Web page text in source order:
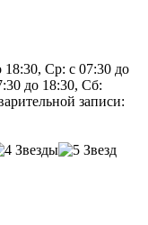
Ср: с 07:30 до
до 18:30, Сб:
записи: